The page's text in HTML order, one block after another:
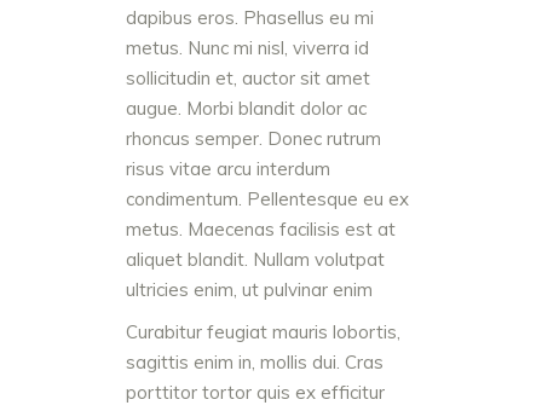
dapibus eros. Phasellus eu mi
metus. Nunc mi nisl, viverra id
sollicitudin et, auctor sit amet
augue. Morbi blandit dolor ac
rhoncus semper. Donec rutrum
risus vitae arcu interdum
condimentum. Pellentesque eu ex
metus. Maecenas facilisis est at
aliquet blandit. Nullam volutpat
ultricies enim, ut pulvinar enim
Curabitur feugiat mauris lobortis,
sagittis enim in, mollis dui. Cras
porttitor tortor quis ex efficitur